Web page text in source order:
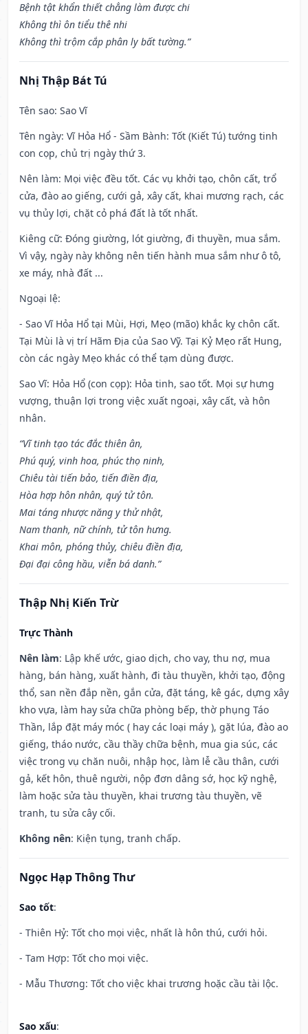
Bệnh tật khẩn thiết chẳng làm được chi
Không thì ôn tiểu thê nhi
Không thì trộm cắp phân ly bất tường.”
Nhị Thập Bát Tú
Tên sao: Sao Vĩ
Tên ngày: Vĩ Hỏa Hổ - Sầm Bành: Tốt (Kiết Tú) tướng tinh
con cọp, chủ trị ngày thứ 3.
Nên làm: Mọi việc đều tốt. Các vụ khởi tạo, chôn cất, trổ
cửa, đào ao giếng, cưới gả, xây cất, khai mương rạch, các
vụ thủy lợi, chặt cỏ phá đất là tốt nhất.
Kiêng cữ: Đóng giường, lót giường, đi thuyền, mua sắm.
Vì vậy, ngày này không nên tiến hành mua sắm như ô tô,
xe máy, nhà đất ...
Ngoại lệ:
- Sao Vĩ Hỏa Hổ tại Mùi, Hợi, Mẹo (mão) khắc kỵ chôn cất.
Tại Mùi là vị trí Hãm Địa của Sao Vỹ. Tại Kỷ Mẹo rất Hung,
còn các ngày Mẹo khác có thể tạm dùng được.
Sao Vĩ: Hỏa Hổ (con cọp): Hỏa tinh, sao tốt. Mọi sự hưng
vượng, thuận lợi trong việc xuất ngoại, xây cất, và hôn
nhân.
“Vĩ tinh tạo tác đắc thiên ân,
Phú quý, vinh hoa, phúc thọ ninh,
Chiêu tài tiến bảo, tiến điền địa,
Hòa hợp hôn nhân, quý tử tôn.
Mai táng nhược năng y thử nhật,
Nam thanh, nữ chính, tử tôn hưng.
Khai môn, phóng thủy, chiêu điền địa,
Đại đại công hầu, viễn bá danh.”
Thập Nhị Kiến Trừ
Trực Thành
Nên làm: Lập khế ước, giao dịch, cho vay, thu nợ, mua
hàng, bán hàng, xuất hành, đi tàu thuyền, khởi tạo, động
thổ, san nền đắp nền, gắn cửa, đặt táng, kê gác, dựng xây
kho vựa, làm hay sửa chữa phòng bếp, thờ phụng Táo
Thần, lắp đặt máy móc ( hay các loại máy ), gặt lúa, đào ao
giếng, tháo nước, cầu thầy chữa bệnh, mua gia súc, các
việc trong vụ chăn nuôi, nhập học, làm lễ cầu thân, cưới
gả, kết hôn, thuê người, nộp đơn dâng sớ, học kỹ nghệ,
làm hoặc sửa tàu thuyền, khai trương tàu thuyền, vẽ
tranh, tu sửa cây cối.
Không nên: Kiện tụng, tranh chấp.
Ngọc Hạp Thông Thư
Sao tốt:
- Thiên Hỷ: Tốt cho mọi việc, nhất là hôn thú, cưới hỏi.
- Tam Hợp: Tốt cho mọi việc.
- Mẫu Thương: Tốt cho việc khai trương hoặc cầu tài lộc.
Sao xấu: